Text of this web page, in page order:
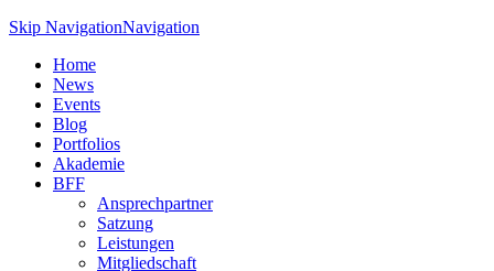
Skip NavigationNavigation
Home
News
Events
Blog
Portfolios
Akademie
BFF
Ansprechpartner
Satzung
Leistungen
Mitgliedschaft